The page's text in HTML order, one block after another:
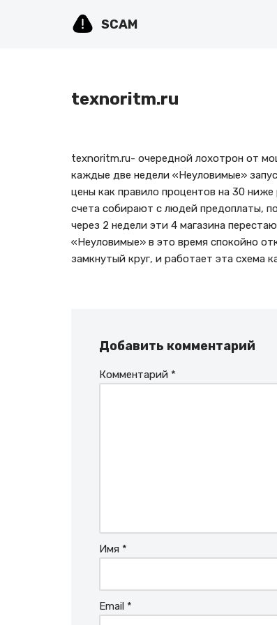
SCAM
texnoritm.ru
texnoritm.ru- очередной лохотрон от
каждые две недели «Неуловимые»
цены как правило процентов на 30
счета собирают с людей предоплаты,
через 2 недели эти 4 магазина
«Неуловимые» в это время спокойно
замкнутый круг, и работает эта схема
Добавить комментарий
Комментарий *
Имя *
Email *